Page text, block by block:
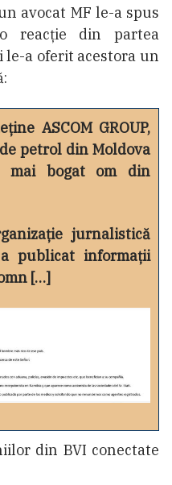
avocat MF le-a spus
reacție din partea
a oferit acestora un
ASCOM GROUP,
petrol din Moldova
mai bogat om din
jurnalistică
publicat informații
[…]
din BVI conectate